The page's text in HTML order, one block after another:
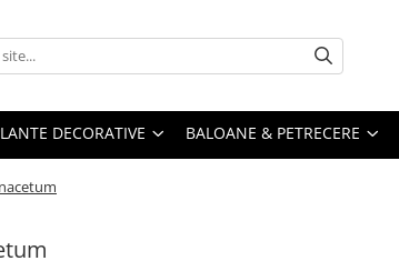
DECORATIVE BALOANE & PETRECERE